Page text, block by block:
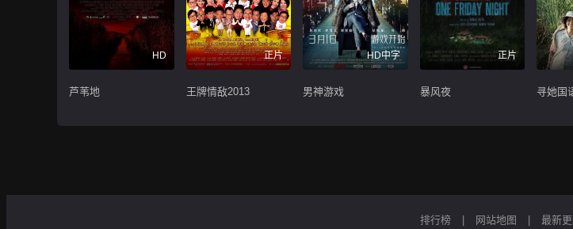
HD
芦苇地
正片
王牌情敌2013
HD中字
男神游戏
正片
暴风夜 寻她国
排行榜 网站地图 最新